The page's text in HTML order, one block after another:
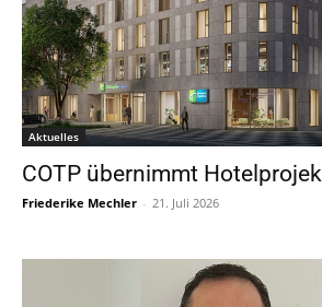
Aktuelles
COTP übernimmt
Friederike Mechler - 21. Juli 2026